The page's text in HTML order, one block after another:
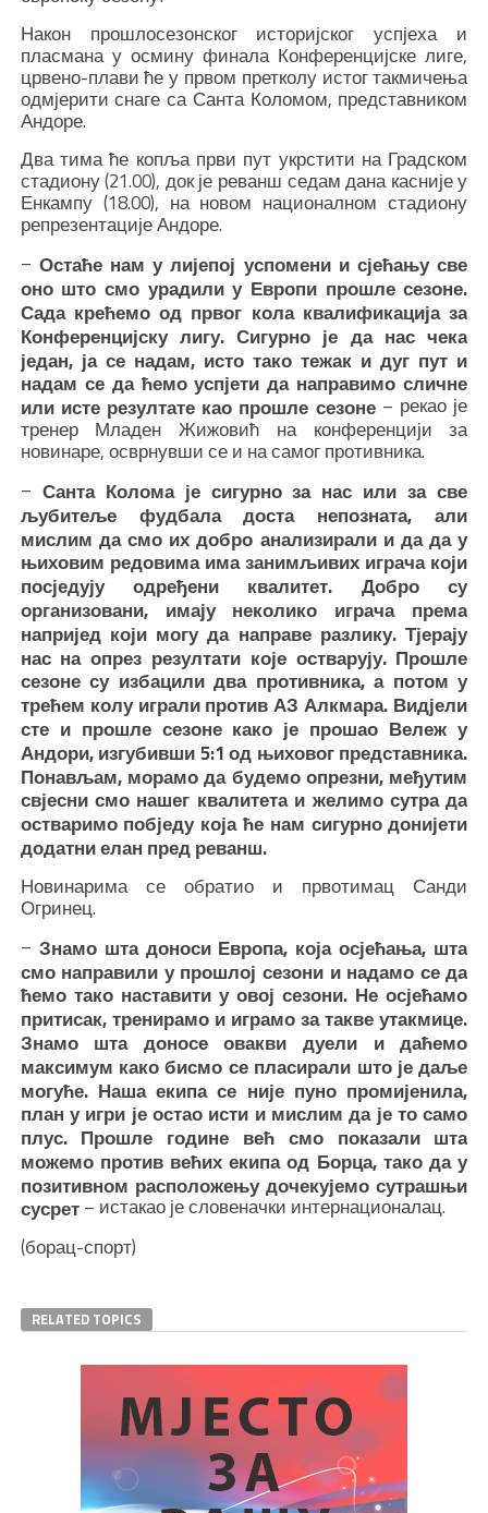
Након прошлосезонског историјског успјеха и
пласмана у осмину финала Конференцијске лиге,
црвено-плави ће у првом претколу истог такмичења
одмјерити снаге са Санта Коломом, представником
Андоре.
Два тима ће копља први пут укрстити на Градском
стадиону (21.00), док је реванш седам дана касније у
Енкампу (18.00), на новом националном стадиону
репрезентације Андоре.
– Остаће нам у лијепој успомени и сјећању све
оно што смо урадили у Европи прошле сезоне.
Сада крећемо од првог кола квалификација за
Конференцијску лигу. Сигурно је да нас чека
један, ја се надам, исто тако тежак и дуг пут и
надам се да ћемо успјети да направимо сличне
или исте резултате као прошле сезоне– рекао је
тренер Младен Жижовић на конференцији за
новинаре, осврнувши се и на самог противника.
– Санта Колома је сигурно за нас или за све
љубитеље фудбала доста непозната, али
мислим да смо их добро анализирали и да да у
њиховим редовима има занимљивих играча који
посједују одређени квалитет. Добро су
организовани, имају неколико играча према
напријед који могу да направе разлику. Тјерају
нас на опрез резултати које остварују. Прошле
сезоне су избацили два противника, а потом у
трећем колу играли против АЗ Алкмара. Видјели
сте и прошле сезоне како је прошао Вележ у
Андори, изгубивши 5:1 од њиховог представника.
Понављам, морамо да будемо опрезни, међутим
свјесни смо нашег квалитета и желимо сутра да
остваримо побједу која ће нам сигурно донијети
додатни елан пред реванш.
Новинарима се обратио и првотимац Санди
Огринец.
– Знамо шта доноси Европа, која осјећања, шта
смо направили у прошлој сезони и надамо се да
ћемо тако наставити у овој сезони. Не осјећамо
притисак, тренирамо и играмо за такве утакмице.
Знамо шта доносе овакви дуели и даћемо
максимум како бисмо се пласирали што је даље
могуће. Наша екипа се није пуно промијенила,
план у игри је остао исти и мислим да је то само
плус. Прошле године већ смо показали шта
можемо против већих екипа од Борца, тако да у
позитивном расположењу дочекујемо сутрашњи
сусрет– истакао је словеначки интернационалац.
(борац-спорт)
RELATED TOPICS